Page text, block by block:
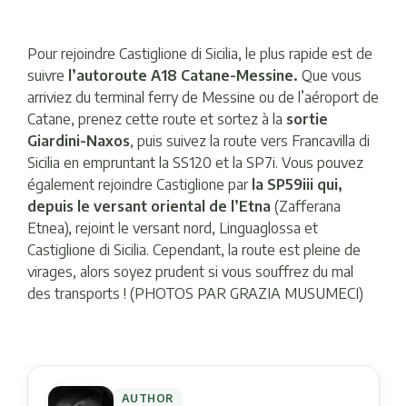
Pour rejoindre Castiglione di Sicilia, le plus rapide est de
suivre l’autoroute A18 Catane-Messine. Que vous
arriviez du terminal ferry de Messine ou de l’aéroport de
Catane, prenez cette route et sortez à la sortie
Giardini-Naxos, puis suivez la route vers Francavilla di
Sicilia en empruntant la SS120 et la SP7i. Vous pouvez
également rejoindre Castiglione parla SP59iii qui,
depuis le versant oriental de l’Etna (Zafferana
Etnea), rejoint le versant nord, Linguaglossa et
Castiglione di Sicilia. Cependant, la route est pleine de
virages, alors soyez prudent si vous souffrez du mal
des transports ! (PHOTOS PAR GRAZIA MUSUMECI)
AUTHOR